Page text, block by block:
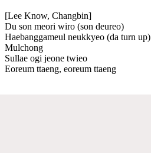
[Lee Know, Changbin]
Du son meori wiro (son deureo)
Haebanggameul neukkyeo (da turn up)
Mulchong
Sullae ogi jeone twieo
Eoreum ttaeng, eoreum ttaeng